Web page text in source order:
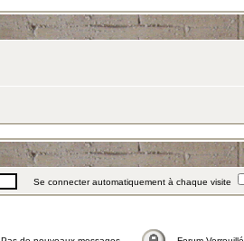
Se connecter automatiquement à chaque visite